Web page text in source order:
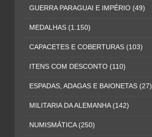
GUERRA PARAGUAI E IMPÉRIO (49)
MEDALHAS (1.150)
CAPACETES E COBERTURAS (103)
ITENS COM DESCONTO (110)
ESPADAS, ADAGAS E BAIONETAS (27)
MILITARIA DA ALEMANHA (142)
NUMISMÁTICA (250)